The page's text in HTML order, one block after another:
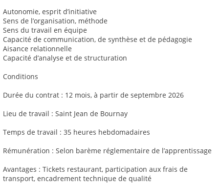
Autonomie, esprit d’initiative
Sens de l’organisation, méthode
Sens du travail en équipe
Capacité de communication, de synthèse et de pédagogie
Aisance relationnelle
Capacité d’analyse et de structuration
Conditions
Durée du contrat : 12 mois, à partir de septembre 2026
Lieu de travail : Saint Jean de Bournay
Temps de travail : 35 heures hebdomadaires
Rémunération : Selon barème réglementaire de l’apprentissage
Avantages : Tickets restaurant, participation aux frais de
transport, encadrement technique de qualité